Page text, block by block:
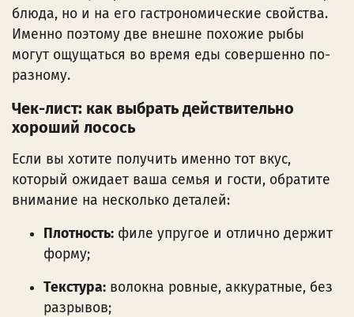
блюда, но и на его гастрономические свойства.
Именно поэтому две внешне похожие рыбы
могут ощущаться во время еды совершенно по-
разному.
Чек-лист: как выбрать действительно
хороший лосось
Если вы хотите получить именно тот вкус,
который ожидает ваша семья и гости, обратите
внимание на несколько деталей:
Плотность: филе упругое и отлично держит
форму;
Текстура: волокна ровные, аккуратные, без
разрывов;